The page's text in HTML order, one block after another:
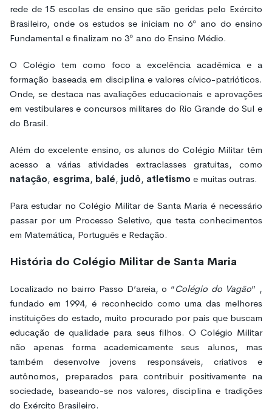
rede de 15 escolas de ensino que são geridas pelo Exército
Brasileiro, onde os estudos se iniciam no 6º ano do ensino
Fundamental e finalizam no 3º ano do Ensino Médio.
O Colégio tem como foco a excelência acadêmica e a
formação baseada em disciplina e valores cívico-patrióticos.
Onde, se destaca nas avaliações educacionais e aprovações
em vestibulares e concursos militares do Rio Grande do Sul e
do Brasil.
Além do excelente ensino, os alunos do Colégio Militar têm
acesso a várias atividades extraclasses gratuitas, como
natação, esgrima, balé, judô, atletismo e muitas outras.
Para estudar no Colégio Militar de Santa Maria é necessário
passar por um Processo Seletivo, que testa conhecimentos
em Matemática, Português e Redação.
História do Colégio Militar de Santa Maria
Localizado no bairro Passo D’areia, o “Colégio do Vagão” ,
fundado em 1994, é reconhecido como uma das melhores
instituições do estado, muito procurado por pais que buscam
educação de qualidade para seus filhos. O Colégio Militar
não apenas forma academicamente seus alunos, mas
também desenvolve jovens responsáveis, criativos e
autônomos, preparados para contribuir positivamente na
sociedade, baseando-se nos valores, disciplina e tradições
do Exército Brasileiro.